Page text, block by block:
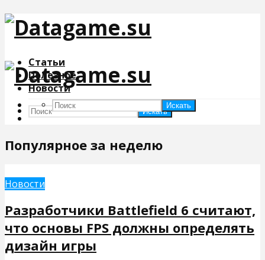
Статьи
Полезное
Новости
Искать
Искать
Популярное за неделю
Новости
Разработчики Battlefield 6 считают,
что основы FPS должны определять
дизайн игры